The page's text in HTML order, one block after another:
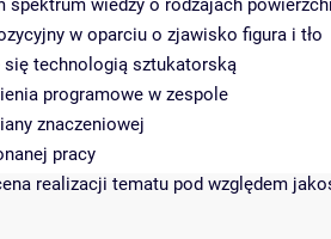
spektrum wiedzy o rodzajach
w oparciu o zjawisko figura i tło
się technologią sztukatorską
programowe w zespole
znaczeniowej
pracy
realizacji tematu pod względem